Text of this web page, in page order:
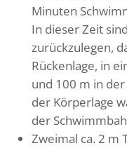
Minuten
In dieser Zeit
zurückzulegen,
Rückenlage, in
und 100 m in
der Körperlage
der
Zweimal ca. 2 m